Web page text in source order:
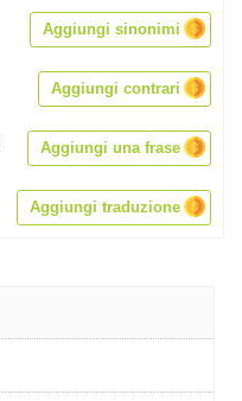
Aggiungi sinonimi
Aggiungi contrari
Aggiungi una frase
Aggiungi traduzione